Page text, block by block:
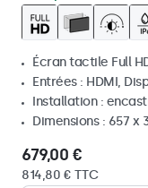
Écran tactile Full
Entrées : HDMI,
Installation :
Dimensions : 657 x
679,00 €
814,80 € TTC